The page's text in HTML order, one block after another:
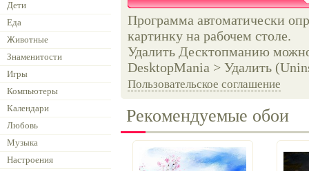
Дети
Еда
Животные
Знаменитости
Игры
Компьютеры
Календари
Любовь
Музыка
Настроения
Программа автоматически
картинку на рабочем столе.
Удалить Десктопманию
DesktopMania > Удалить
Пользовательское соглашение
Рекомендуемые обои